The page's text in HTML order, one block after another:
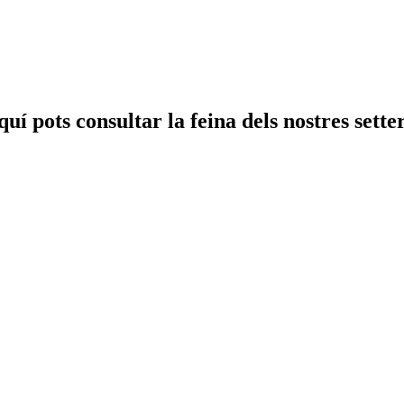
pots consultar la feina dels nostres